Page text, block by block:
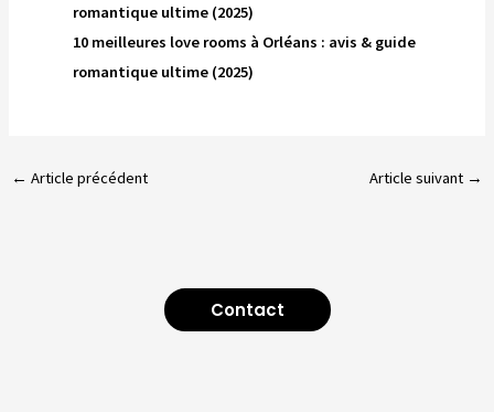
romantique ultime (2025)
10 meilleures love rooms à Orléans : avis & guide
romantique ultime (2025)
← Article précédent Article suivant →
Contact